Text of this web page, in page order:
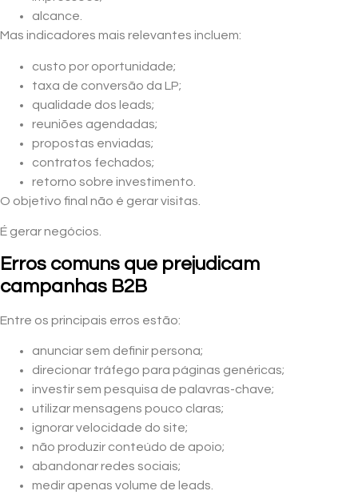
alcance.
Mas indicadores mais relevantes incluem:
custo por oportunidade;
taxa de conversão da LP;
qualidade dos leads;
reuniões agendadas;
propostas enviadas;
contratos fechados;
retorno sobre investimento.
O objetivo final não é gerar visitas.
É gerar negócios.
Erros comuns que prejudicam
campanhas B2B
Entre os principais erros estão:
anunciar sem definir persona;
direcionar tráfego para páginas genéricas;
investir sem pesquisa de palavras-chave;
utilizar mensagens pouco claras;
ignorar velocidade do site;
não produzir conteúdo de apoio;
abandonar redes sociais;
medir apenas volume de leads.